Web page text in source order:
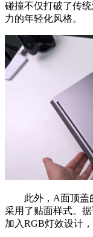
碰撞不仅打破了传
力的年轻化风格。
此外，A面顶盖的
采用了贴面样式。
加入RGB灯效设计